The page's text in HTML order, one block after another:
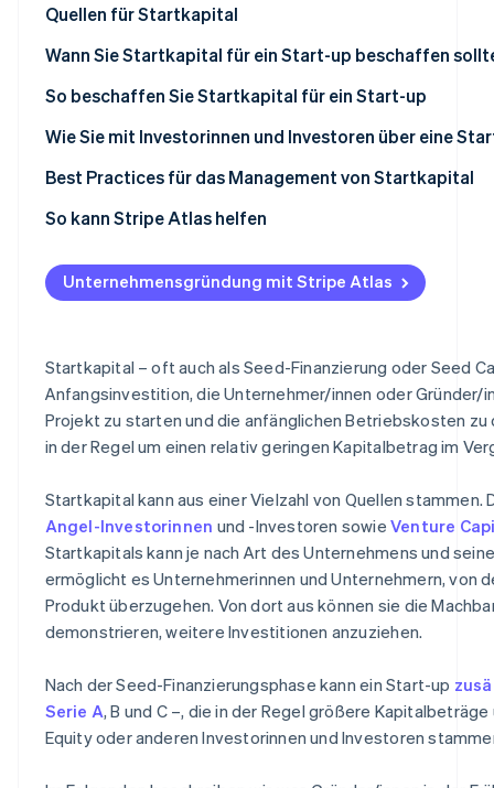
Quellen für Startkapital
Angel-Investorinnen und -Investoren
Venture Capitalists (VCs)
Crowdfunding
Bootstrapping
Zuschüsse
Wann Sie Startkapital für ein Start-up beschaffen
So beschaffen Sie Startkapital für ein Start-up
Wie Sie mit Investorinnen und Investoren über eine
Best Practices für das Management von Startkapital
So kann Stripe Atlas helfen
Zahlungen und Bankgeschäfte vor Erhalt der EIN
Automatische Einreichung der 83(b)-Erklärung zur
Erstklassige rechtliche Unternehmensdokumente
Ein Jahr Stripe Payments gratis, plus 50.000 $ in
Unternehmensgründung mit Stripe Atlas
Startkapital – oft auch als Seed-Finanzierung oder Seed
Anfangsinvestition, die Unternehmer/innen oder Gründer/
Projekt zu starten und die anfänglichen Betriebskosten
in der Regel um einen relativ geringen Kapitalbetrag im
Startkapital kann aus einer Vielzahl von Quellen stammen.
Angel-Investorinnen und -Investoren sowie Venture
Startkapitals kann je nach Art des Unternehmens und
ermöglicht es Unternehmerinnen und Unternehmern, von
Produkt überzugehen. Von dort aus können sie die
demonstrieren, weitere Investitionen anzuziehen.
Nach der Seed-Finanzierungsphase kann ein Start-up
Serie A, B und C –, die in der Regel größere
Equity oder anderen Investorinnen und Investoren